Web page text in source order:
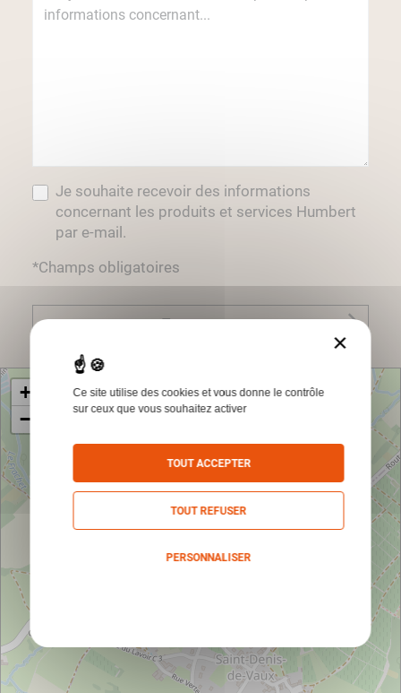
Je souhaite recevoir des informations
concernant les produits et services Humbert
par e-mail.
*Champs obligatoires
Envoyer
+
−
×
Ce site utilise des cookies et vous donne le contrôle
sur ceux que vous souhaitez activer
TOUT ACCEPTER
TOUT REFUSER
PERSONNALISER